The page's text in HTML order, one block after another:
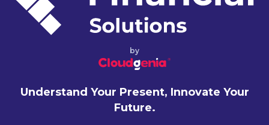
by
Understand Your Present, Innovate Your
Future.